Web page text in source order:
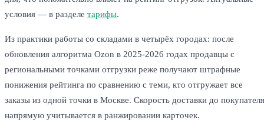
условия — в разделе тарифы.
Из практики работы со складами в четырёх городах: после
обновления алгоритма Ozon в 2025-2026 годах продавцы с
региональными точками отгрузки реже получают штрафные
понижения рейтинга по сравнению с теми, кто отгружает все
заказы из одной точки в Москве. Скорость доставки до покупателя
напрямую учитывается в ранжировании карточек.